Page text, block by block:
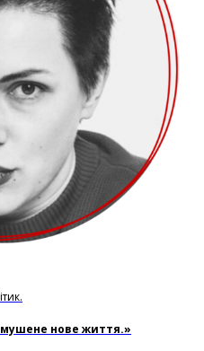
нове життя.»